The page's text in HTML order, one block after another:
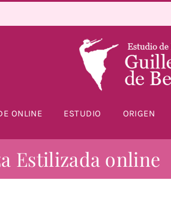
ONLINE ESTUDIO ORIGEN
Estilizada online